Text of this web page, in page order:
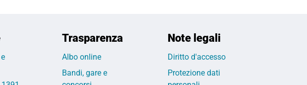
Trasparenza
Albo online
Bandi, gare e
Note legali
Diritto d'accesso
Protezione dati